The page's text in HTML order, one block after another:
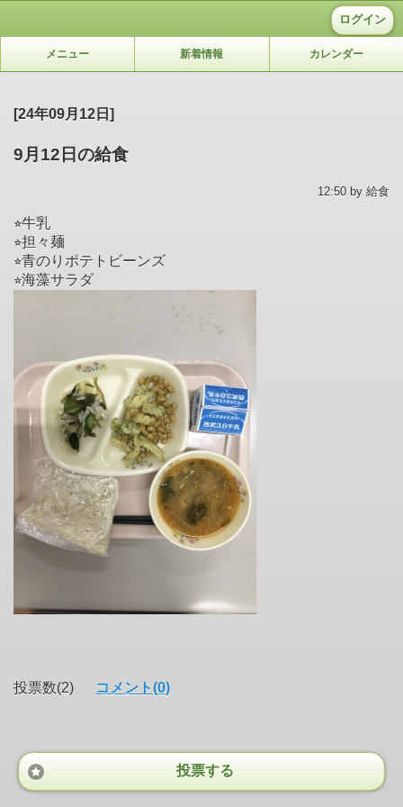
ログイン
メニュー 新着情報 カレンダー
[24年09月12日]
9月12日の給食
12:50 by 給食
⭐︎牛乳
⭐︎担々麺
⭐︎青のりポテトビーンズ
⭐︎海藻サラダ
投票数(2) コメント(0)
投票する